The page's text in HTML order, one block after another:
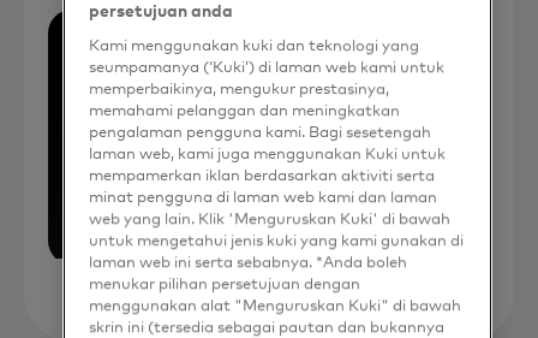
persetujuan anda
Kami menggunakan kuki dan teknologi yang
seumpamanya (‘Kuki’) di laman web kami untuk
memperbaikinya, mengukur prestasinya,
memahami pelanggan dan meningkatkan
pengalaman pengguna kami. Bagi sesetengah
laman web, kami juga menggunakan Kuki untuk
mempamerkan iklan berdasarkan aktiviti serta
minat pengguna di laman web kami dan laman
web yang lain. Klik 'Menguruskan Kuki' di bawah
untuk mengetahui jenis kuki yang kami gunakan di
laman web ini serta sebabnya. *Anda boleh
menukar pilihan persetujuan dengan
menggunakan alat "Menguruskan Kuki" di bawah
skrin ini (tersedia sebagai pautan dan bukannya